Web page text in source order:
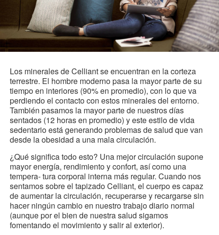
Los minerales de Celliant se encuentran en la corteza
terrestre. El hombre moderno pasa la mayor parte de su
tiempo en interiores (90% en promedio), con lo que va
perdiendo el contacto con estos minerales del entorno.
También pasamos la mayor parte de nuestros días
sentados (12 horas en promedio) y este estilo de vida
sedentario está generando problemas de salud que van
desde la obesidad a una mala circulación.
¿Qué significa todo esto? Una mejor circulación supone
mayor energía, rendimiento y confort, así como una
tempera- tura corporal interna más regular. Cuando nos
sentamos sobre el tapizado Celliant, el cuerpo es capaz
de aumentar la circulación, recuperarse y recargarse sin
hacer ningún cambio en nuestro trabajo diario normal
(aunque por el bien de nuestra salud sigamos
fomentando el movimiento y salir al exterior).